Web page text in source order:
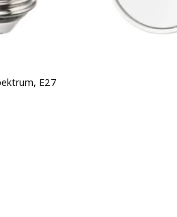
E27
ud af 5 Stjerner. Anmeldelser i alt: